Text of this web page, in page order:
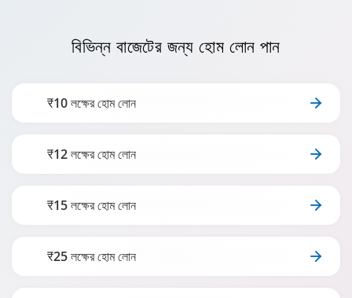
বিভিন্ন বাজেটের জন্য হোম লোন পান
₹10 লক্ষের হোম লোন
₹12 লক্ষের হোম লোন
₹15 লক্ষের হোম লোন
₹25 লক্ষের হোম লোন